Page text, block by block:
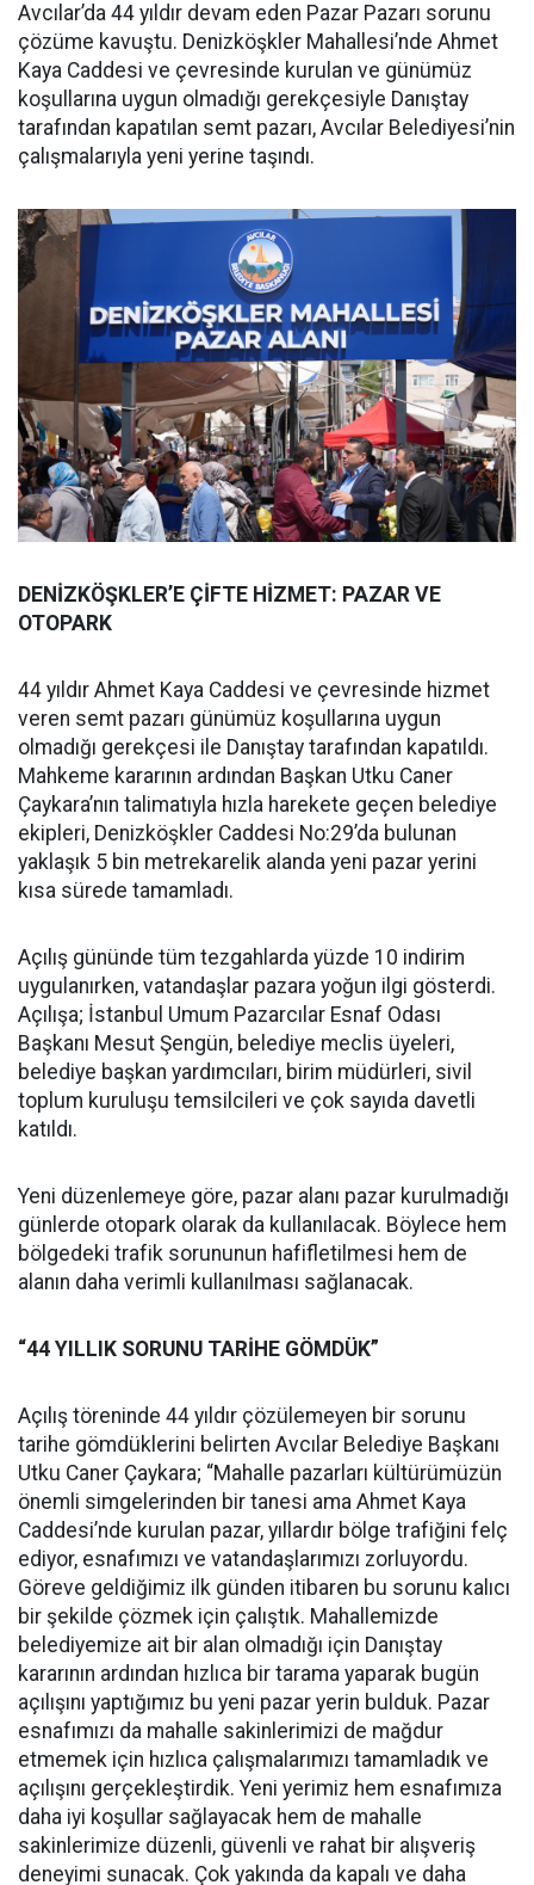
Avcılar’da 44 yıldır devam eden Pazar Pazarı sorunu
çözüme kavuştu. Denizköşkler Mahallesi’nde Ahmet
Kaya Caddesi ve çevresinde kurulan ve günümüz
koşullarına uygun olmadığı gerekçesiyle Danıştay
tarafından kapatılan semt pazarı, Avcılar Belediyesi’nin
çalışmalarıyla yeni yerine taşındı.
DENİZKÖŞKLER’E ÇİFTE HİZMET: PAZAR VE
OTOPARK
44 yıldır Ahmet Kaya Caddesi ve çevresinde hizmet
veren semt pazarı günümüz koşullarına uygun
olmadığı gerekçesi ile Danıştay tarafından kapatıldı.
Mahkeme kararının ardından Başkan Utku Caner
Çaykara’nın talimatıyla hızla harekete geçen belediye
ekipleri, Denizköşkler Caddesi No:29’da bulunan
yaklaşık 5 bin metrekarelik alanda yeni pazar yerini
kısa sürede tamamladı.
Açılış gününde tüm tezgahlarda yüzde 10 indirim
uygulanırken, vatandaşlar pazara yoğun ilgi gösterdi.
Açılışa; İstanbul Umum Pazarcılar Esnaf Odası
Başkanı Mesut Şengün, belediye meclis üyeleri,
belediye başkan yardımcıları, birim müdürleri, sivil
toplum kuruluşu temsilcileri ve çok sayıda davetli
katıldı.
Yeni düzenlemeye göre, pazar alanı pazar kurulmadığı
günlerde otopark olarak da kullanılacak. Böylece hem
bölgedeki trafik sorununun hafifletilmesi hem de
alanın daha verimli kullanılması sağlanacak.
“44 YILLIK SORUNU TARİHE GÖMDÜK”
Açılış töreninde 44 yıldır çözülemeyen bir sorunu
tarihe gömdüklerini belirten Avcılar Belediye Başkanı
Utku Caner Çaykara; “Mahalle pazarları kültürümüzün
önemli simgelerinden bir tanesi ama Ahmet Kaya
Caddesi’nde kurulan pazar, yıllardır bölge trafiğini felç
ediyor, esnafımızı ve vatandaşlarımızı zorluyordu.
Göreve geldiğimiz ilk günden itibaren bu sorunu kalıcı
bir şekilde çözmek için çalıştık. Mahallemizde
belediyemize ait bir alan olmadığı için Danıştay
kararının ardından hızlıca bir tarama yaparak bugün
açılışını yaptığımız bu yeni pazar yerin bulduk. Pazar
esnafımızı da mahalle sakinlerimizi de mağdur
etmemek için hızlıca çalışmalarımızı tamamladık ve
açılışını gerçekleştirdik. Yeni yerimiz hem esnafımıza
daha iyi koşullar sağlayacak hem de mahalle
sakinlerimize düzenli, güvenli ve rahat bir alışveriş
deneyimi sunacak. Çok yakında da kapalı ve daha